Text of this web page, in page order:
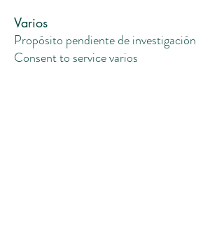
Varios
Propósito pendiente de investigación
Consent to service varios